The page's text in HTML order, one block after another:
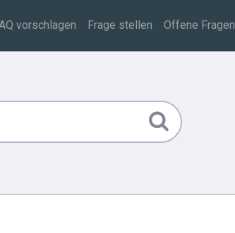
vorschlagen Frage stellen Offene Fragen